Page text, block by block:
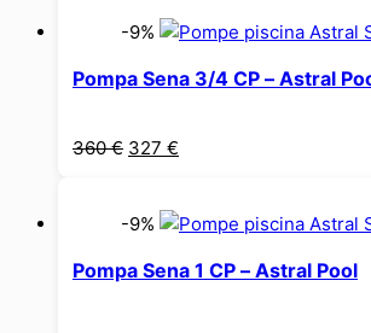
fost:
241 €.
este:
219 €.
-9%
Pompa Sena 3/4 CP – Astral
360€ Prețul
fost:
360 €.
327 €
327 €.
-9%
Pompa Sena 1 CP – Astral Pool